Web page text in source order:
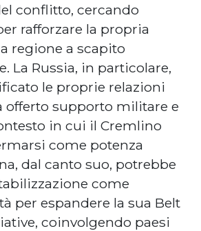
conflitto, cercando
rafforzare la propria
regione a scapito
La Russia, in particolare,
le proprie relazioni
offerto supporto militare e
in cui il Cremlino
come potenza
dal canto suo, potrebbe
come
per espandere la sua Belt
coinvolgendo paesi